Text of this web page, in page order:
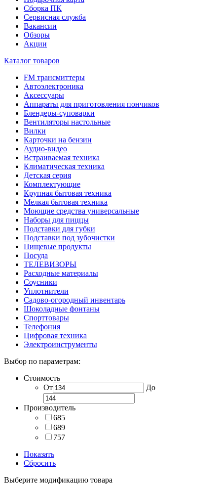
Сборка ПК
Сервисная служба
Вакансии
Обзоры
Акции
Каталог товаров
FM трансмиттеры
Автоэлектроника
Аксессуары
Аппараты для приготовления пончиков
Блендеры-суповарки
Вентиляторы настольные
Вилки
Карточки на бензин
Аудио-видео
Встраиваемая техника
Климатическая техника
Детская серия
Комплектующие
Крупная бытовая техника
Мелкая бытовая техника
Моющие средства универсальные
Наборы для пиццы
Подставки для губки
Подставки под зубочистки
Пищевые продукты
Посуда
ТЕЛЕВИЗОРЫ
Расходные материалы
Соусники
Уплотнители
Садово-огородный инвентарь
Шоколадные фонтаны
Спорттовары
Телефония
Цифровая техника
Электроинструменты
Выбор по параметрам:
Стоимость
От
До
Производитель
685
689
757
Показать
Сбросить
Выберите модификацию товара